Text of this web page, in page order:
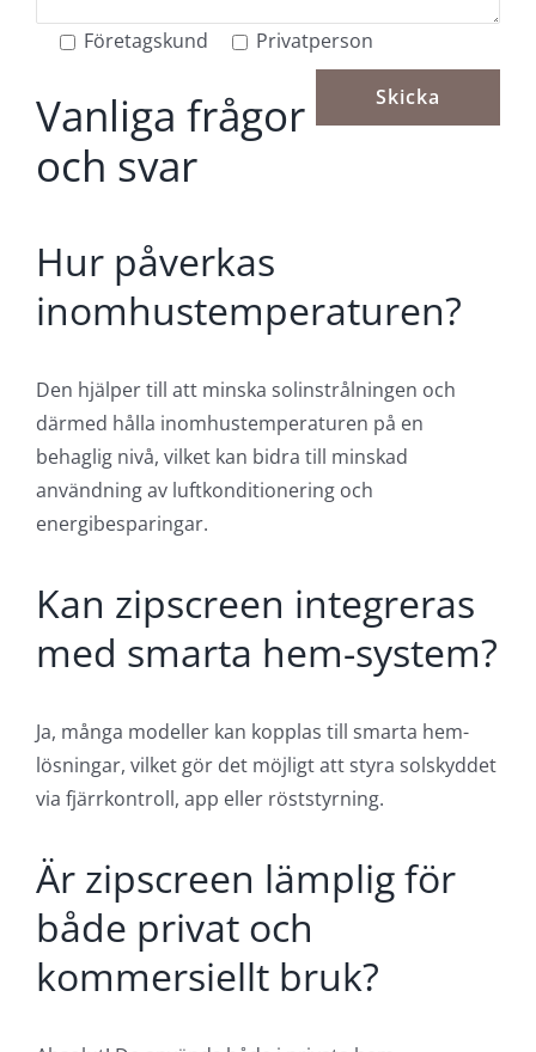
Företagskund Privatperson
Vanliga frågor
och svar
Hur påverkas
inomhustemperaturen?
Den hjälper till att minska solinstrålningen och
därmed hålla inomhustemperaturen på en
användning av luftkonditionering och
energibesparingar.
Kan zipscreen integreras
med smarta hem-system?